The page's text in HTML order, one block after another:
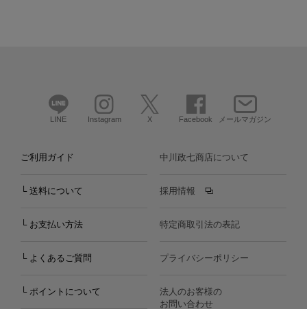
LINE Instagram X Facebook メールマガジン
ご利用ガイド
└ 送料について
└ お支払い方法
└ よくあるご質問
└ ポイントについて
中川政七商店について
採用情報
特定商取引法の表記
プライバシーポリシー
法人のお客様の
お問い合わせ